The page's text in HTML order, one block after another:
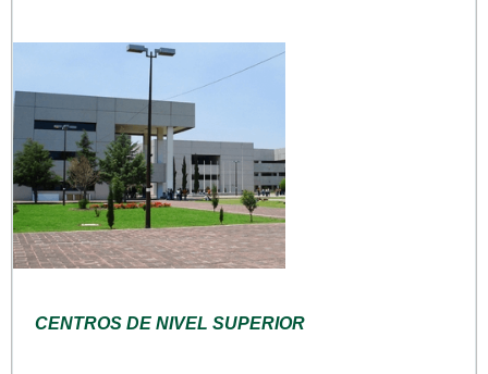
CENTROS DE NIVEL SUPERIOR